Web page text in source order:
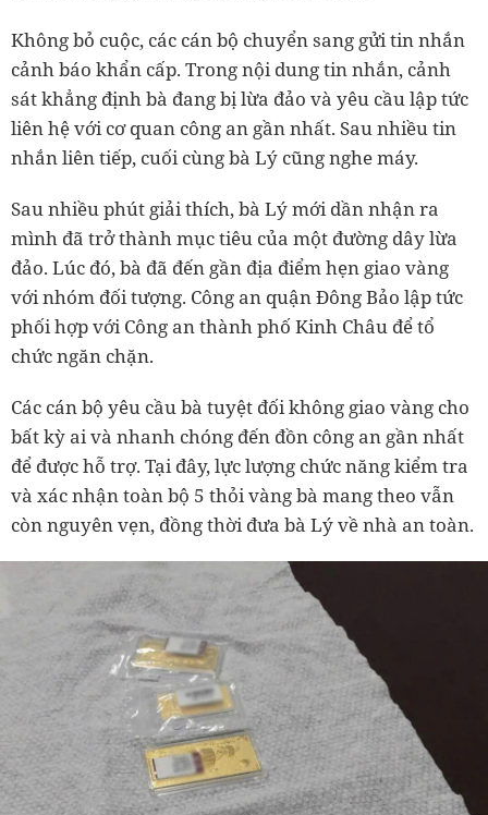
Không bỏ cuộc, các cán bộ chuyển sang gửi tin nhắn
cảnh báo khẩn cấp. Trong nội dung tin nhắn, cảnh
sát khẳng định bà đang bị lừa đảo và yêu cầu lập tức
liên hệ với cơ quan công an gần nhất. Sau nhiều tin
nhắn liên tiếp, cuối cùng bà Lý cũng nghe máy.
Sau nhiều phút giải thích, bà Lý mới dần nhận ra
mình đã trở thành mục tiêu của một đường dây lừa
đảo. Lúc đó, bà đã đến gần địa điểm hẹn giao vàng
với nhóm đối tượng. Công an quận Đông Bảo lập tức
phối hợp với Công an thành phố Kinh Châu để tổ
chức ngăn chặn.
Các cán bộ yêu cầu bà tuyệt đối không giao vàng cho
bất kỳ ai và nhanh chóng đến đồn công an gần nhất
để được hỗ trợ. Tại đây, lực lượng chức năng kiểm tra
và xác nhận toàn bộ 5 thỏi vàng bà mang theo vẫn
còn nguyên vẹn, đồng thời đưa bà Lý về nhà an toàn.